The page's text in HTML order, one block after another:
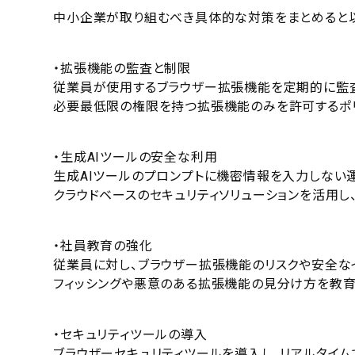
中小企業が取り組むべき具体的な対策をまとめると
・拡張機能の監査と制限
従業員が使用するブラウザー拡張機能を定期的に監
必要最低限の権限を持つ拡張機能のみを許可するポ
・生成AIツールの安全な利用
生成AIツールのプロンプトに機密情報を入力しない
クラウドベースのセキュリティソリューションを活用し
・社員教育の強化
従業員に対し、ブラウザー拡張機能のリスクや安全
フィッシングや悪意のある拡張機能の見分け方を教育
・セキュリティツールの導入